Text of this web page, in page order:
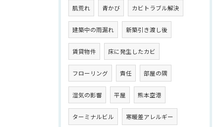
肌荒れ 青かび カビトラブル解決
建築中の雨漏れ 新築引き渡し後
賃貸物件 床に発生したカビ
フローリング 責任 部屋の隅
湿気の影響 平屋 熊本空港
ターミナルビル 寒暖差アレルギー